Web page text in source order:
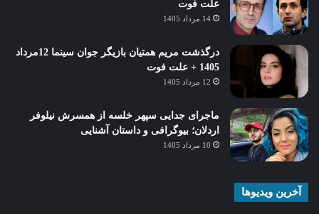
علت فوت
14 مرداد 1405
درگذشت مریم همتیان بازیگر جوان سینما 12مرداد
1405 + علت فوت
12 مرداد 1405
ماجرای جدایی سپهر خلسه از همسرش نیلوفر
اردلان؛ بیوگرافی و داستان آشنایی
10 مرداد 1405
آخرین ویدیوها